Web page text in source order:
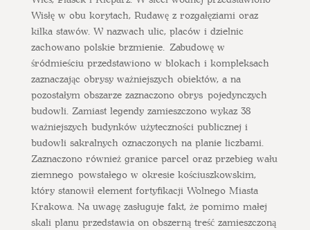
Wisłę w obu korytach, Rudawę z rozgałęziami oraz
kilka stawów. W nazwach ulic, placów i dzielnic
zachowano polskie brzmienie. Zabudowę w
śródmieściu przedstawiono w blokach i kompleksach
zaznaczając obrysy ważniejszych obiektów, a na
pozostałym obszarze zaznaczono obrys pojedynczych
budowli. Zamiast legendy zamieszczono wykaz 38
ważniejszych budynków użyteczności publicznej i
budowli sakralnych oznaczonych na planie liczbami.
Zaznaczono również granice parcel oraz przebieg wału
ziemnego powstałego w okresie kościuszkowskim,
który stanowił element fortyfikacji Wolnego Miasta
Krakowa. Na uwagę zasługuje fakt, że pomimo małej
skali planu przedstawia on obszerną treść zamieszczoną